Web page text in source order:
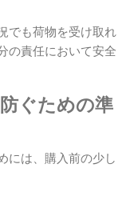
でも荷物を受け取れ
の責任において安全
ぐための準
には、購入前の少し